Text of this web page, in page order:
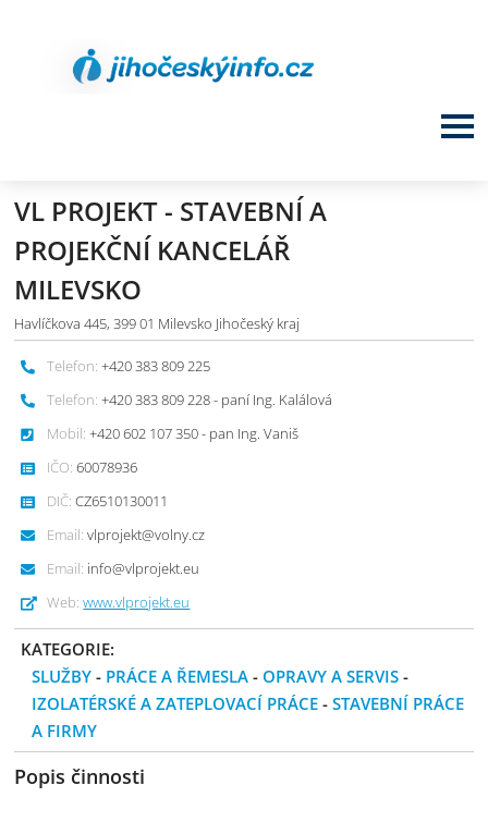
VL PROJEKT - STAVEBNÍ A
PROJEKČNÍ KANCELÁŘ
MILEVSKO
Havlíčkova 445, 399 01 Milevsko Jihočeský kraj
Telefon: +420 383 809 225
Telefon: +420 383 809 228 - paní Ing. Kalálová
Mobil: +420 602 107 350 - pan Ing. Vaniš
IČO: 60078936
DIČ: CZ6510130011
Email: vlprojekt@volny.cz
Email: info@vlprojekt.eu
Web: www.vlprojekt.eu
KATEGORIE:
SLUŽBY - PRÁCE A ŘEMESLA - OPRAVY A SERVIS -
IZOLATÉRSKÉ A ZATEPLOVACÍ PRÁCE -STAVEBNÍ PRÁCE
A FIRMY
Popis činnosti